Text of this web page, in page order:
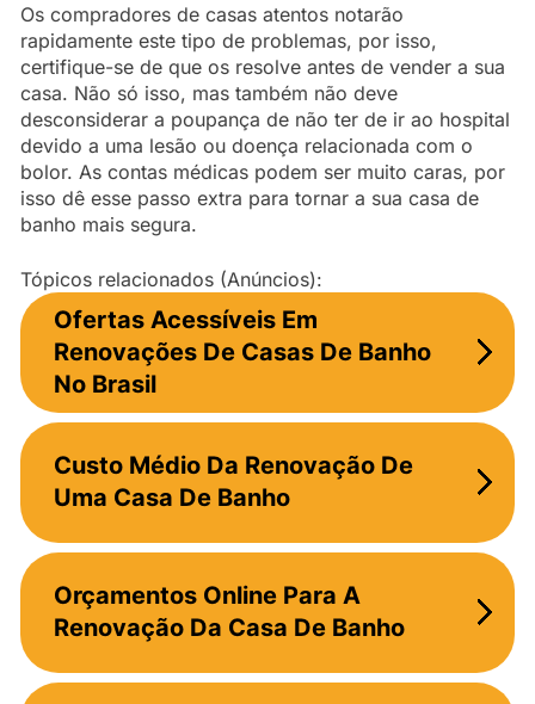
Os compradores de casas atentos notarão
rapidamente este tipo de problemas, por isso,
certifique-se de que os resolve antes de vender a sua
casa. Não só isso, mas também não deve
desconsiderar a poupança de não ter de ir ao hospital
devido a uma lesão ou doença relacionada com o
bolor. As contas médicas podem ser muito caras, por
isso dê esse passo extra para tornar a sua casa de
banho mais segura.
Tópicos relacionados (Anúncios):
Ofertas Acessíveis Em
Renovações De Casas De Banho
No Brasil
Custo Médio Da Renovação De
Uma Casa De Banho
Orçamentos Online Para A
Renovação Da Casa De Banho